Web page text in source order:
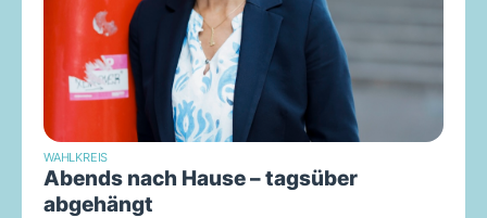
WAHLKREIS
Abends nach Hause – tagsüber
abgehängt